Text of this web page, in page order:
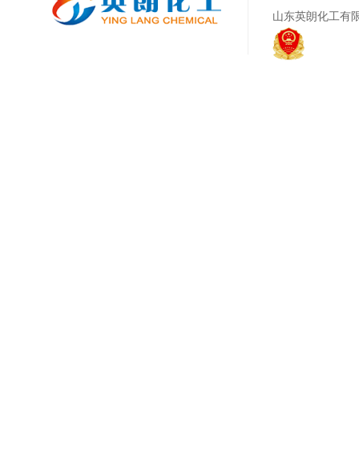
山东英朗化工有